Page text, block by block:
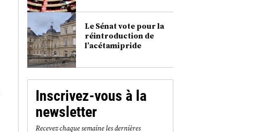
Le Sénat vote pour la
réintroduction de
l’acétamipride
Inscrivez-vous à la
newsletter
Recevez chaque semaine les dernières